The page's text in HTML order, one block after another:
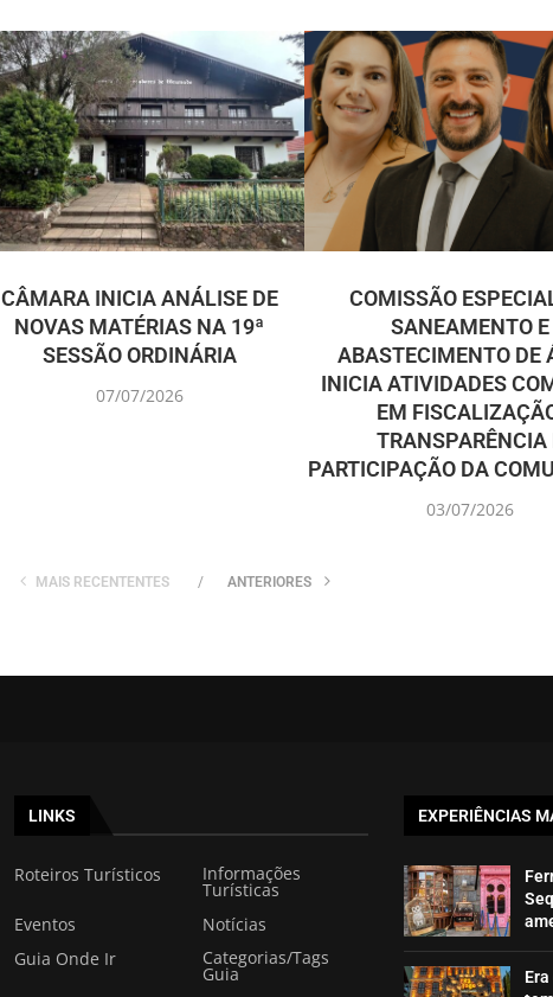
CÂMARA INICIA ANÁLISE DE
NOVAS MATÉRIAS NA 19ª
SESSÃO ORDINÁRIA
07/07/2026
COMISSÃO
SANEAMENTO E
ABASTECIMENTO DE
INICIA ATIVIDADES
EM
TRANSPARÊNCIA
PARTICIPAÇÃO DA
03/07/2026
MAIS RECENTENTES ANTERIORES
LINKS
Roteiros Turísticos Informações
Turísticas
Eventos
Notícias
Guia Onde Ir
Categorias/Tags
Guia
EXPERIÊNCIAS